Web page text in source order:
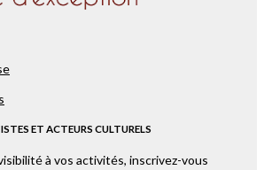
ET ACTEURS CULTURELS
à vos activités, inscrivez-vous